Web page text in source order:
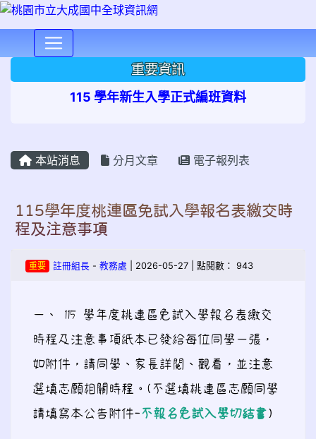
重要資訊
115 學年新生入學正式編班資料
本站消息 分月文章 電子報列表
115學年度桃連區免試入學報名表繳交時
程及注意事項
重要 註冊組長- 教務處 | 2026-05-27 | 點閱數： 943
一、 115 學年度桃連區免試入學報名表繳交
時程及注意事項紙本已發給每位同學一張，
如附件，請同學、家長詳閱、觀看，並注意
選填志願相關時程。(不選填桃連區志願同學
請填寫本公告附件-不報名免試入學切結書)